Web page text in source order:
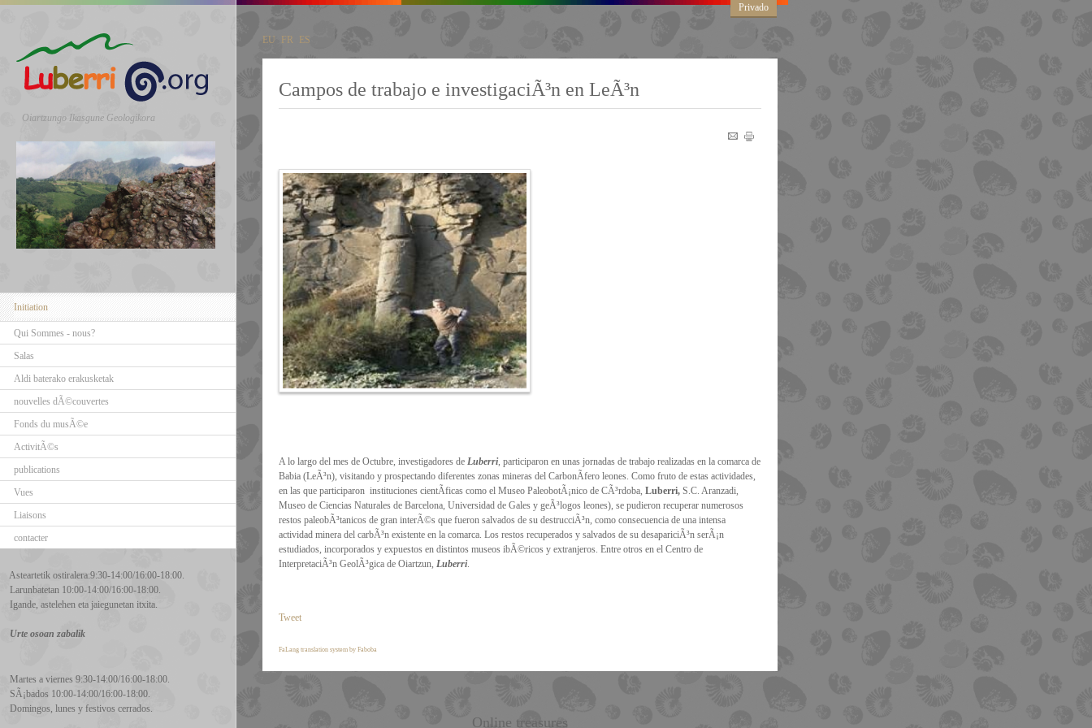
EU FR ES
Campos de trabajo e investigaciÃ³n en LeÃ³n
A lo largo del mes de Octubre, investigadores deLuberri, participaron en unas jornadas de trabajo realizadas en la comarca de
Babia (LeÃ³n), visitando y prospectando diferentes zonas mineras del CarbonÃ­fero leones. Como fruto de estas actividades,
en las que participaron instituciones cientÃ­ficas como el Museo PaleobotÃ¡nico de CÃ³rdoba,Luberri, S.C. Aranzadi,
Museo de Ciencias Naturales de Barcelona, Universidad de Gales y geÃ³logos leones), se pudieron recuperar numerosos
restos paleobÃ³tanicos de gran interÃ©s que fueron salvados de su destrucciÃ³n, como consecuencia de una intensa
actividad minera del carbÃ³n existente en la comarca.Los restos recuperados y salvados de su desapariciÃ³n serÃ¡n
estudiados, incorporados y expuestos en distintos museos ibÃ©ricos y extranjeros. Entre otros en el Centro de
InterpretaciÃ³n GeolÃ³gica de Oiartzun,Luberri.
Tweet
FaLang translation system by Faboba
Online treasures
Privado
Oiartzungo Ikasgune Geologikora
Initiation
Qui Sommes - nous?
Salas
Aldi baterako erakusketak
nouvelles dÃ©couvertes
Fonds du musÃ©e
ActivitÃ©s
publications
Vues
Liaisons
contacter
Asteartetik ostiralera:9:30-14:00/16:00-18:00.
Larunbatetan 10:00-14:00/16:00-18:00.
Igande, astelehen eta jaiegunetan itxita.
Urte osoan zabalik
Martes a viernes 9:30-14:00/16:00-18:00.
SÃ¡bados 10:00-14:00/16:00-18:00.
Domingos, lunes y festivos cerrados.